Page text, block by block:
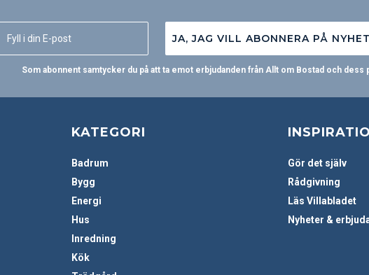
JA, JAG VILL ABONNERA PÅ
Som abonnent samtycker du på att ta emot erbjudanden från Allt om Bostad och dess
KATEGORI
Badrum
Bygg
Energi
Hus
Inredning
Kök
Gör det själv
Rådgivning
Läs Villabladet
Nyheter &